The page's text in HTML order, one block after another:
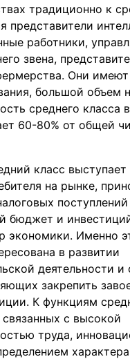
традиционно к
представители
работники,
звена,
Они
большой объем
среднего класса
60-80% от общей
класс выступает
на рынке,
поступлений
бюджет и
экономики. Именно
в развитии
деятельности и
закрепить
К функциям
с высокой
труда,